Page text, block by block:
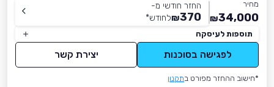
מחיר
34,000
₪
החזר חודשי מ-
370
₪לחודש*
תוספות לעיסקה
לפגישה בסוכנות יצירת קשר
*חישוב ההחזר מפורט בתקנון